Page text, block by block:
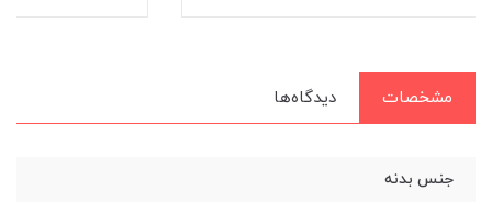
مشخصات دیدگاه‌ها
جنس بدنه